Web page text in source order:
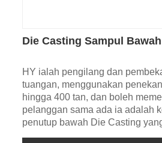
Die Casting Sampul Bawah
HY ialah pengilang dan
tuangan, menggunakan
hingga 400 tan, dan boleh
pelanggan sama ada ia adalah
penutup bawah Die Casting